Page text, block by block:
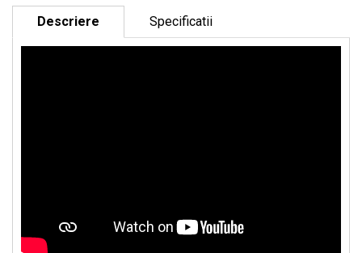
Descriere Specificatii